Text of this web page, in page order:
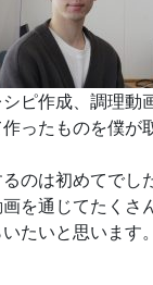
ピ作成、調理動
ったものを僕が
のは初めてでし
を通じてたくさ
たいと思います。